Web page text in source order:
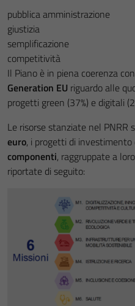
pubblica amministrazione
giustizia
semplificazione
competitività
Il Piano è in piena coerenza
Generation EU riguardo alle
progetti green (37%) e digitali
Le risorse stanziate nel PNRR
euro, i progetti di investimento
componenti, raggruppate a
riportate di seguito: